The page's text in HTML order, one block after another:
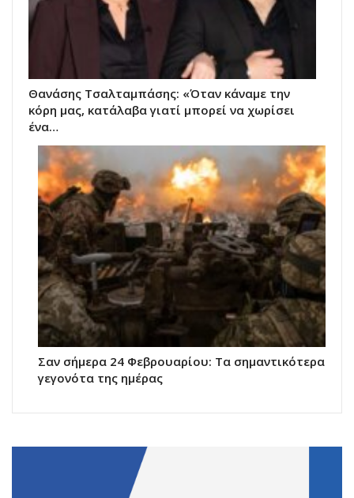
Θανάσης Τσαλταμπάσης: «Όταν κάναμε την
κόρη μας, κατάλαβα γιατί μπορεί να χωρίσει
ένα…
Σαν σήμερα 24 Φεβρουαρίου: Τα σημαντικότερα
γεγονότα της ημέρας